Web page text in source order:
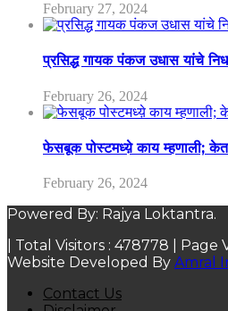
February 27, 2024
प्रसिद्ध गायक पंकज उधास यांचे
February 26, 2024
फेसबूक पोस्टमध्य़े काय म्हणाली;
February 26, 2024
Powered By: Rajya Loktantra.
| Total Visitors : 478778 | Page
Website Developed By Amral
Contact Us